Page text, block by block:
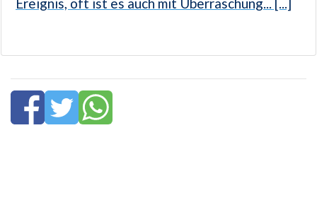
Ereignis, oft ist es auch mit Überraschung... [...]